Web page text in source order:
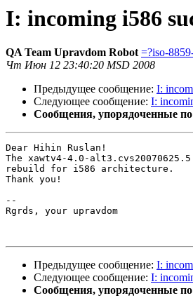
I: incoming i586
QA Team Upravdom Robot =?iso-
Чт Июн 12 23:40:20 MSD 2008
Предыдущее сообщение: I:
Следующее сообщение: I:
Сообщения, упорядоченные
Dear Hihin Ruslan!
The xawtv4-4.0-
rebuild for i586 architecture.
Thank you!
--
Rgrds, your upravdom
Предыдущее сообщение: I:
Следующее сообщение: I:
Сообщения, упорядоченные